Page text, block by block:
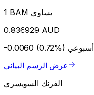
1 BAM يساوي
0.836929 AUD
-0.0060 (0.72%) أسبوعي
عرض الرسم البياني
الفرنك السويسري